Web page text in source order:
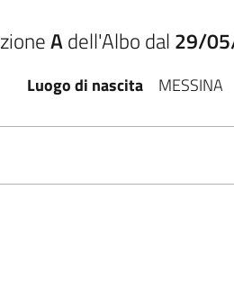
Adell'Albo dal 29/
Luogo di nascita MESSINA